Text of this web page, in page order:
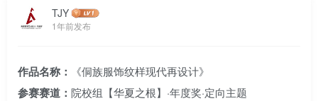
TJY
1年前发布
作品名称： 《侗族服饰纹样现代再设计》
参赛赛道： 院校组【华夏之根】·年度奖·定向主题